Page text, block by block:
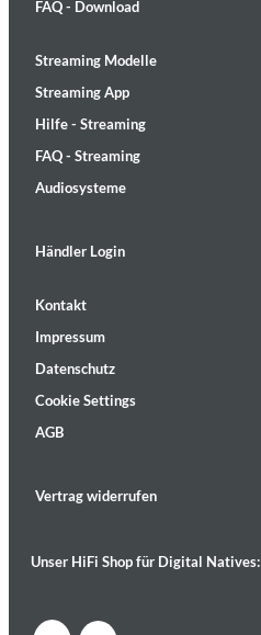
FAQ - Download
Streaming Modelle
Streaming App
Hilfe - Streaming
FAQ - Streaming
Audiosysteme
Händler Login
Kontakt
Impressum
Datenschutz
Cookie Settings
AGB
Vertrag widerrufen
Unser HiFi Shop für Digital Natives: